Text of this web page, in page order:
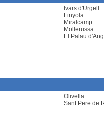
Ivars d'Urgell
Linyola
Miralcamp
Mollerussa
El Palau
Olivella
Sant Pere de